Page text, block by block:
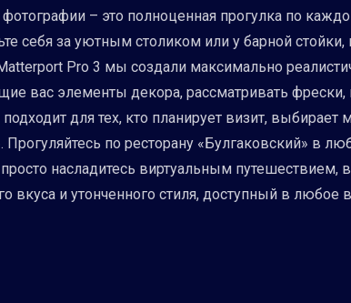
– это полноценная прогулка по
себя за уютным столиком или у барной стойки,
Pro 3 мы создали максимально
вас элементы декора, рассматривать
для тех, кто планирует визит, выбирает
Прогуляйтесь по ресторану «Булгаковский» в
насладитесь виртуальным путешествием,
и утонченного стиля, доступный в любое